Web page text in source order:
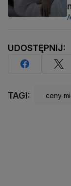
UDOSTĘPNIJ:
TAGI: ceny